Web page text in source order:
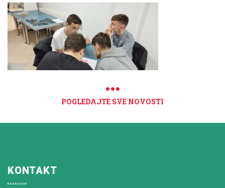
POGLEDAJTE SVE NOVOSTI
KONTAKT